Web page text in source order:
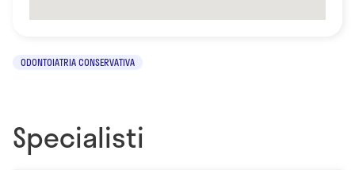
ODONTOIATRIA CONSERVATIVA
Specialisti